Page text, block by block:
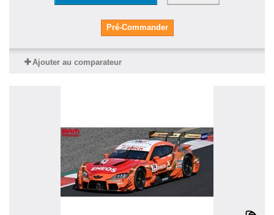
Pré-Commander
Ajouter au comparateur